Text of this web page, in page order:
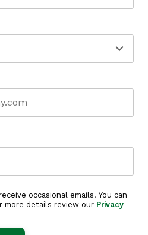
occasional emails. You can
more details review our Privacy